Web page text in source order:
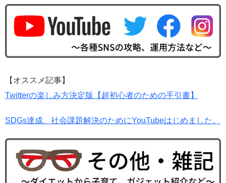
【オススメ記事】
Twitterの楽しみ方決定版【超初心者のための手引書】
SDGs達成、社会課題解決のためにYouTubeはじめました。